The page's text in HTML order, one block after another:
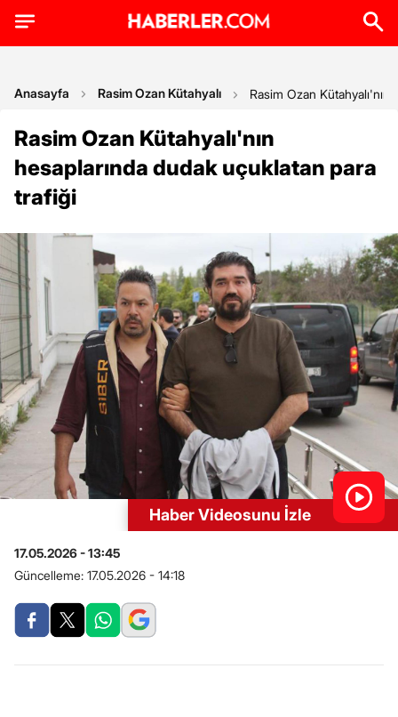
Anasayfa Rasim Ozan Kütahyalı Rasim Ozan
Rasim Ozan Kütahyalı'nın
hesaplarında dudak uçuklatan para
trafiği
Haber Videosunu İzle
17.05.2026 - 13:45
Güncelleme: 17.05.2026 - 14:18